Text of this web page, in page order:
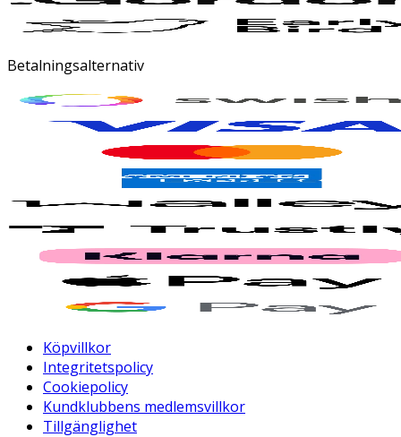
Betalningsalternativ
Köpvillkor
Integritetspolicy
Cookiepolicy
Kundklubbens medlemsvillkor
Tillgänglighet